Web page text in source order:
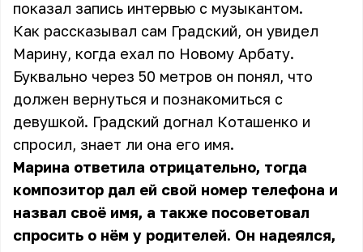
показал запись интервью с музыкантом.
Как рассказывал сам Градский, он увидел
Марину, когда ехал по Новому Арбату.
Буквально через 50 метров он понял, что
должен вернуться и познакомиться с
девушкой. Градский догнал Коташенко и
спросил, знает ли она его имя.
Марина ответила отрицательно, тогда
композитор дал ей свой номер телефона и
назвал своё имя, а также посоветовал
спросить о нём у родителей. Он надеялся,